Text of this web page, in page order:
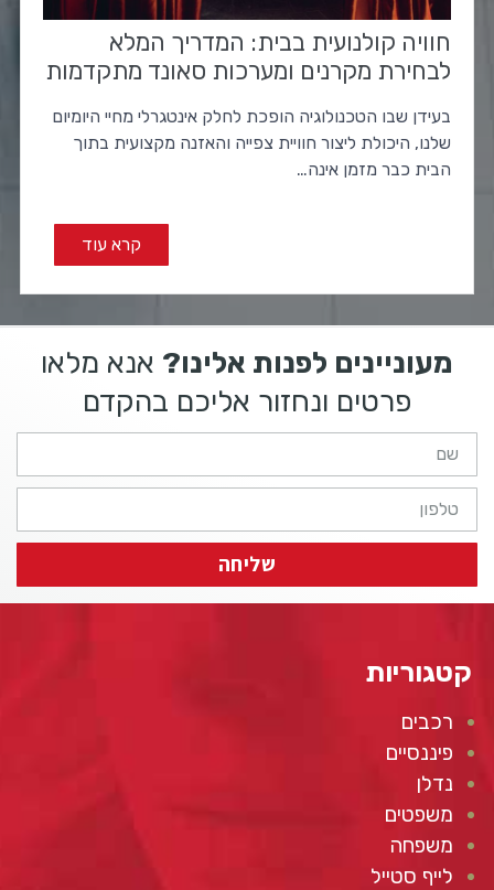
חוויה קולנועית בבית: המדריך המלא
לבחירת מקרנים ומערכות סאונד מתקדמות
בעידן שבו הטכנולוגיה הופכת לחלק אינטגרלי מחיי היומיום
שלנו, היכולת ליצור חוויית צפייה והאזנה מקצועית בתוך
הבית כבר מזמן אינה…
קרא עוד
מעוניינים לפנות אלינו? אנא מלאו
פרטים ונחזור אליכם בהקדם
שליחה
קטגוריות
רכבים
פיננסיים
נדלן
משפטים
משפחה
לייף סטייל